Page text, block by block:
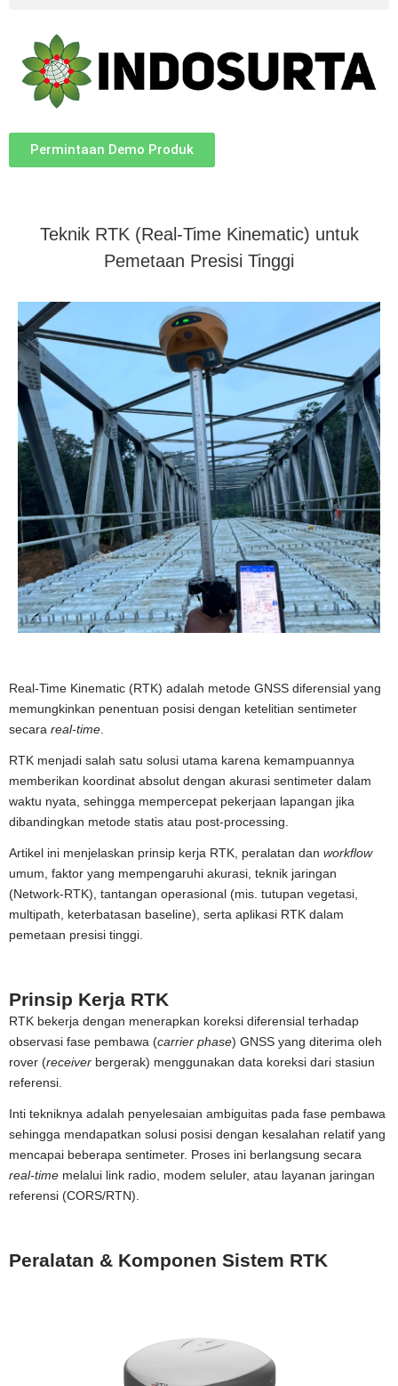
Permintaan Demo Produk
Teknik RTK (Real-Time Kinematic) untuk
Pemetaan Presisi Tinggi
Real-Time Kinematic (RTK) adalah metode GNSS diferensial yang
memungkinkan penentuan posisi dengan ketelitian sentimeter
secara real-time
RTK menjadi salah satu solusi utama karena kemampuannya
memberikan koordinat absolut dengan akurasi sentimeter dalam
waktu nyata, sehingga mempercepat pekerjaan lapangan jika
dibandingkan metode statis atau post-processing.
Artikel ini menjelaskan prinsip kerja RTK, peralatan dan workflow
umum, faktor yang mempengaruhi akurasi, teknik jaringan
(Network-RTK), tantangan operasional (mis. tutupan vegetasi,
multipath, keterbatasan baseline), serta aplikasi RTK dalam
pemetaan presisi tinggi.
Prinsip Kerja RTK
RTK bekerja dengan menerapkan koreksi diferensial terhadap
observasi fase pembawa (carrier phase) GNSS yang diterima oleh
rover (receiver bergerak) menggunakan data koreksi dari stasiun
referensi.
Inti tekniknya adalah penyelesaian ambiguitas pada fase pembawa
sehingga mendapatkan solusi posisi dengan kesalahan relatif yang
mencapai beberapa sentimeter. Proses ini berlangsung secara
real-time melalui link radio, modem seluler, atau layanan jaringan
referensi (CORS/RTN).
Peralatan & Komponen Sistem RTK